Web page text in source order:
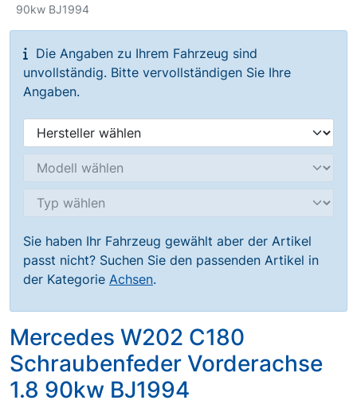
90kw BJ1994
Die Angaben zu Ihrem Fahrzeug sind
unvollständig. Bitte vervollständigen Sie Ihre
Angaben.
Sie haben Ihr Fahrzeug gewählt aber der Artikel
passt nicht? Suchen Sie den passenden Artikel in
der Kategorie Achsen.
Mercedes W202 C180
Schraubenfeder Vorderachse
1.8 90kw BJ1994